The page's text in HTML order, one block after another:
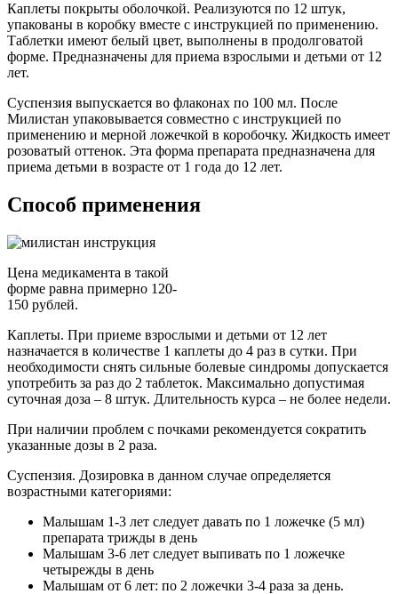
Каплеты покрыты оболочкой. Реализуются по 12 штук,
упакованы в коробку вместе с инструкцией по применению.
Таблетки имеют белый цвет, выполнены в продолговатой
форме. Предназначены для приема взрослыми и детьми от 12
лет.
Суспензия выпускается во флаконах по 100 мл. После
Милистан упаковывается совместно с инструкцией по
применению и мерной ложечкой в коробочку. Жидкость имеет
розоватый оттенок. Эта форма препарата предназначена для
приема детьми в возрасте от 1 года до 12 лет.
Способ применения
Цена медикамента в такой
форме равна примерно 120-
150 рублей.
Каплеты. При приеме взрослыми и детьми от 12 лет
назначается в количестве 1 каплеты до 4 раз в сутки. При
необходимости снять сильные болевые синдромы допускается
употребить за раз до 2 таблеток. Максимально допустимая
суточная доза – 8 штук. Длительность курса – не более недели.
При наличии проблем с почками рекомендуется сократить
указанные дозы в 2 раза.
Суспензия. Дозировка в данном случае определяется
возрастными категориями:
Малышам 1-3 лет следует давать по 1 ложечке (5 мл)
препарата трижды в день
Малышам 3-6 лет следует выпивать по 1 ложечке
четырежды в день
Малышам от 6 лет: по 2 ложечки 3-4 раза за день.